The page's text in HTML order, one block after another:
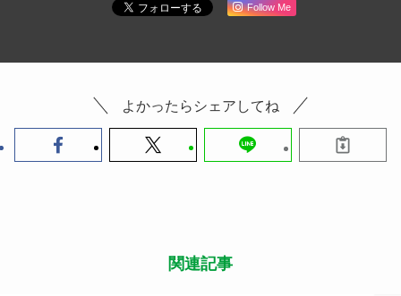
Follow Me
よかったらシェアしてね
関連記事